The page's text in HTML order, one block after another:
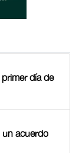
día de
un acuerdo